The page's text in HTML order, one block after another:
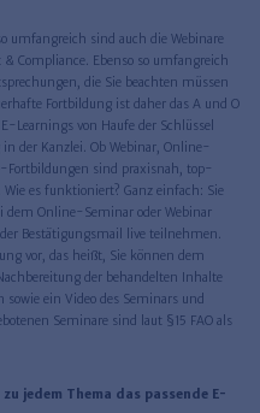
umfangreich sind auch die Webinare
Compliance. Ebenso so umfangreich
die Sie beachten müssen
Fortbildung ist daher das A und O
Learnings von Haufe der Schlüssel
der Kanzlei. Ob Webinar, Online-
sind praxisnah, top-
es funktioniert? Ganz einfach: Sie
Online-Seminar oder Webinar
Bestätigungsmail live teilnehmen.
vor, das heißt, Sie können dem
der behandelten Inhalte
ein Video des Seminars und
Seminare sind laut §15 FAO als
jedem Thema das passende E-